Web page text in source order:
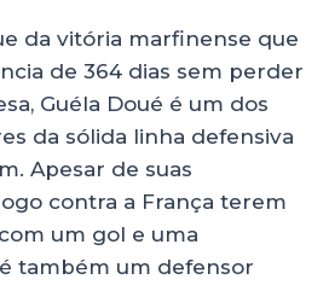
da vitória marfinense que
de 364 dias sem perder
Guéla Doué é um dos
da sólida linha defensiva
Apesar de suas
contra a França terem
um gol e uma
também um defensor